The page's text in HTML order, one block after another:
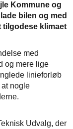
Kommune og
bilen og med
tilgodese klimaet
med
og mere lige
linieforløb
nogle
Udvalg, der